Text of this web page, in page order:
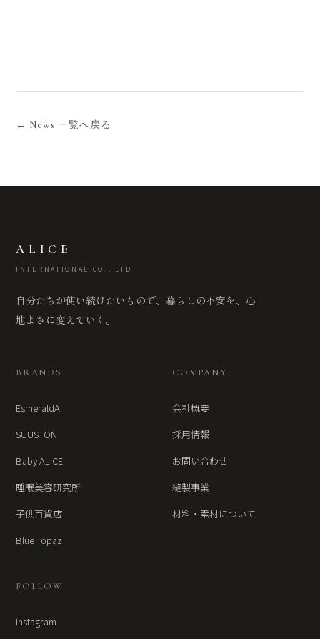
← News 一覧へ戻る
ALICE
INTERNATIONAL CO., LTD
自分たちが使い続けたいもので、暮らしの不安を、心
地よさに変えていく。
BRANDS
EsmeraldA
SUUSTON
Baby ALICE
睡眠美容研究所
子供百貨店
Blue Topaz
COMPANY
会社概要
採用情報
お問い合わせ
縫製事業
材料・素材について
FOLLOW
Instagram